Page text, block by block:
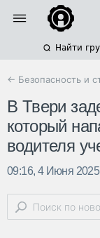
Найти
← Безопасность и
В Твери
который
водителя
09:16, 4 Июня 2025